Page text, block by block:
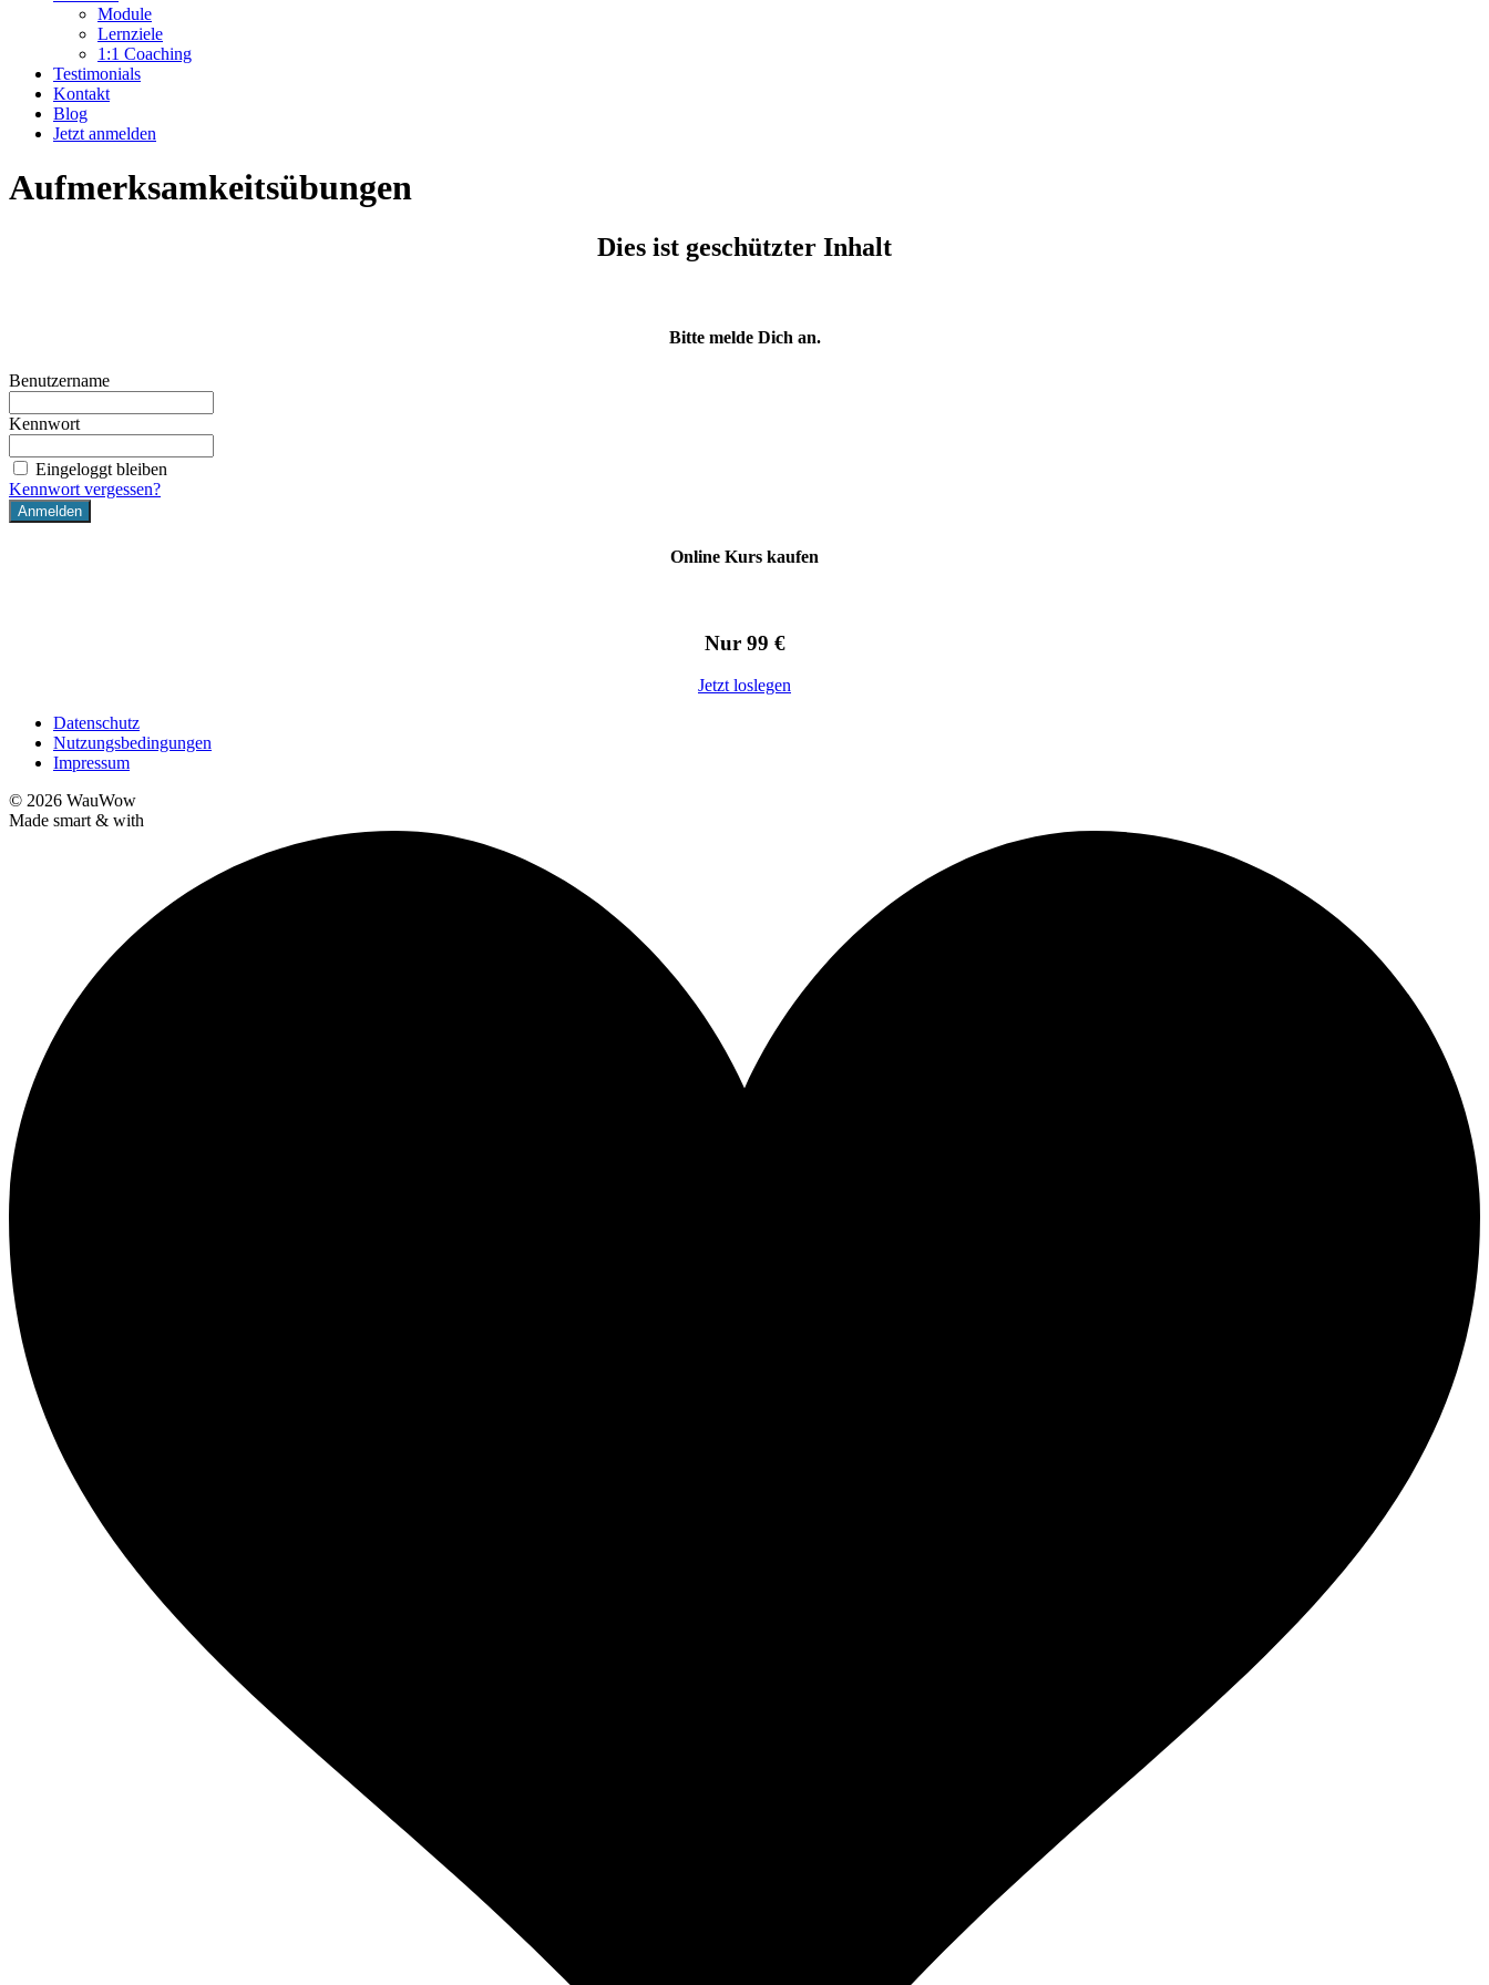
Module
Lernziele
1:1 Coaching
Testimonials
Kontakt
Blog
Jetzt anmelden
Aufmerksamkeitsübungen
Dies ist geschützter Inhalt
Bitte melde Dich an.
Benutzername
Kennwort
Eingeloggt bleiben
Kennwort vergessen?
Online Kurs kaufen
Nur 99 €
Jetzt loslegen
Datenschutz
Nutzungsbedingungen
Impressum
© 2026 WauWow
Made smart & with